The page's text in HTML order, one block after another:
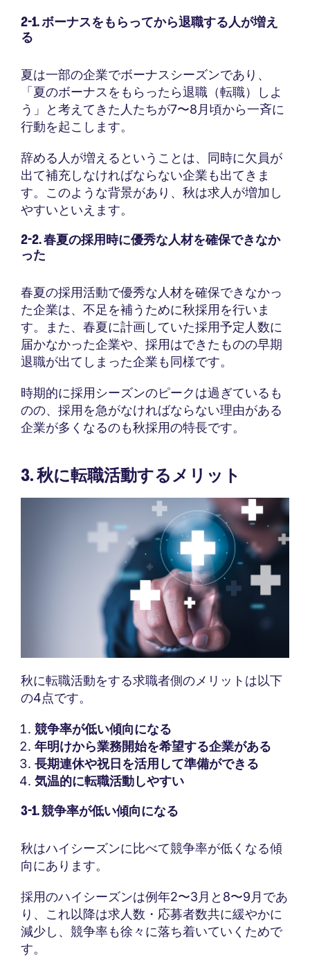
2-1. ボーナスをもらってから退職する人が増え
る
夏は一部の企業でボーナスシーズンであり、
「夏のボーナスをもらったら退職（転職）しよ
う」と考えてきた人たちが7〜8月頃から一斉に
行動を起こします。
辞める人が増えるということは、同時に欠員が
出て補充しなければならない企業も出てきま
す。このような背景があり、秋は求人が増加し
やすいといえます。
2-2. 春夏の採用時に優秀な人材を確保できなか
った
春夏の採用活動で優秀な人材を確保できなかっ
た企業は、不足を補うために秋採用を行いま
す。また、春夏に計画していた採用予定人数に
届かなかった企業や、採用はできたものの早期
退職が出てしまった企業も同様です。
時期的に採用シーズンのピークは過ぎているも
のの、採用を急がなければならない理由がある
企業が多くなるのも秋採用の特長です。
3. 秋に転職活動するメリット
秋に転職活動をする求職者側のメリットは以下
の4点です。
競争率が低い傾向になる
年明けから業務開始を希望する企業がある
長期連休や祝日を活用して準備ができる
気温的に転職活動しやすい
3-1. 競争率が低い傾向になる
秋はハイシーズンに比べて競争率が低くなる傾
向にあります。
採用のハイシーズンは例年2〜3月と8〜9月であ
り、これ以降は求人数・応募者数共に緩やかに
減少し、競争率も徐々に落ち着いていくためで
す。